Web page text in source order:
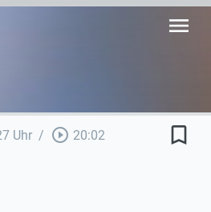
menu
Uhr / play_circle_outline 20:02 bookmark_border